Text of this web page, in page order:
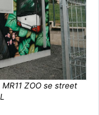
ZOO se street